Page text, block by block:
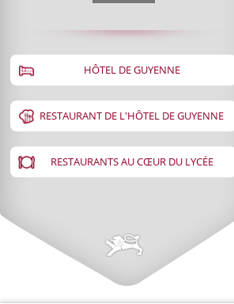
HÔTEL DE GUYENNE
RESTAURANT DE L'HÔTEL DE GUYENNE
RESTAURANTS AU CŒUR DU LYCÉE